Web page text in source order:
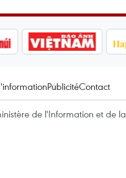
PublicitéContact
de l'Information et de la